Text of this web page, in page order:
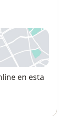
nueva
en esta